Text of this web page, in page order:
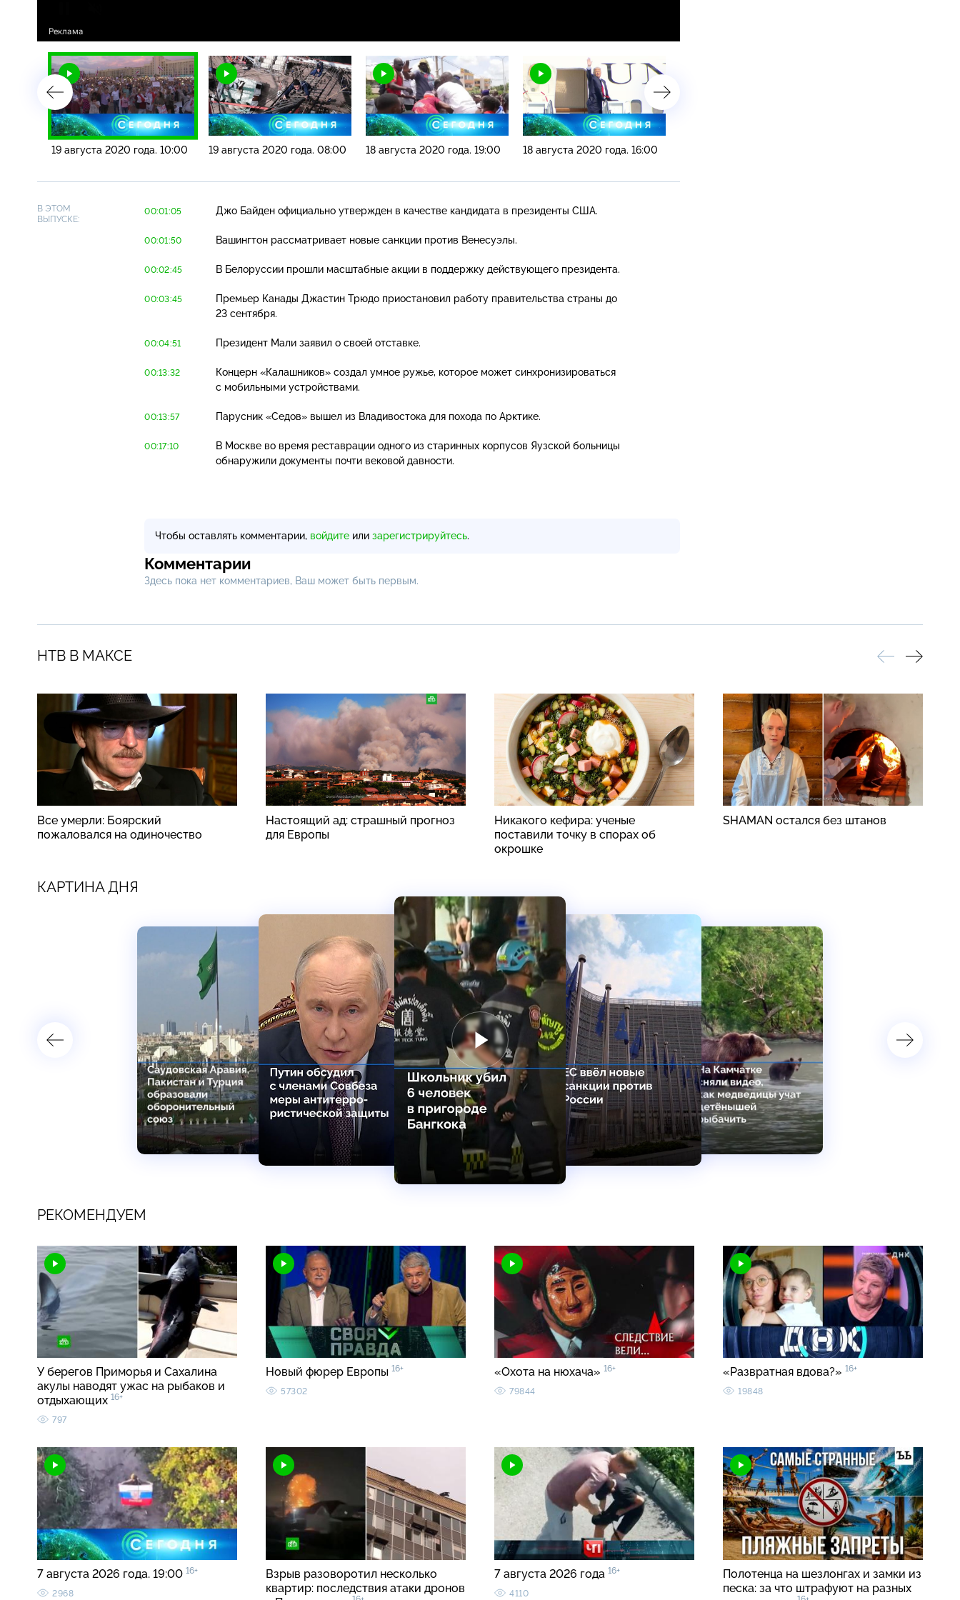
19 августа 2020 года. 10:00 19 августа 2020 года. 08:00 18 августа 2020 года. 19:00 18 августа 2020 года. 16:00
В ЭТОМ
ВЫПУСКЕ:
00:01:05 Джо Байден официально утвержден в качестве кандидата в президенты США.
00:01:50 Вашингтон рассматривает новые санкции против Венесуэлы.
00:02:45 В Белоруссии прошли масштабные акции в поддержку действующего президента.
00:03:45
Премьер Канады Джастин Трюдо приостановил работу правительства страны до
23 сентября.
00:04:51 Президент Мали заявил о своей отставке.
00:13:32
Концерн «Калашников» создал умное ружье, которое может синхронизироваться
с мобильными устройствами.
00:13:57 Парусник «Седов» вышел из Владивостока для похода по Арктике.
00:17:10
В Москве во время реставрации одного из старинных корпусов Яузской больницы
обнаружили документы почти вековой давности.
Чтобы оставлять комментарии, войдите или зарегистрируйтесь.
Комментарии
Здесь пока нет комментариев, Ваш может быть первым.
НТВ В МАКСЕ
Все умерли: Боярский
пожаловался на одиночество
Настоящий ад: страшный прогноз
для Европы
Никакого кефира: ученые
поставили точку в спорах об
окрошке
SHAMAN остался без штанов
КАРТИНА ДНЯ
РЕКОМЕНДУЕМ
У берегов Приморья и Сахалина
акулы наводят ужас на рыбаков и
отдыхающих 16+
797
Новый фюрер Европы 16+
57302
«Охота на нюхача» 16+
79844
«Развратная вдова?» 16+
19848
7 августа 2026 года. 19:00 16+
2968
Взрыв разоворотил несколько
квартир: последствия атаки дронов
7 августа 2026 года 16+
4110
Полотенца на шезлонгах и замки из
песка: за что штрафуют на разных